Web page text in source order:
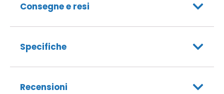
Consegne e resi
Specifiche
Recensioni